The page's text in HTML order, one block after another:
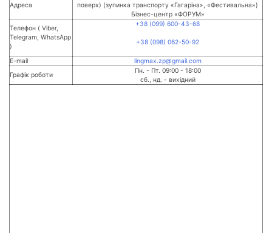
Адреса
поверх) (зупинка транспорту «Гагаріна», «Фестивальна»)
Бізнес-центр «ФОРУМ»
Телефон ( Viber,
Telegram, WhatsApp
)
+38 (099) 600-43-68
+38 (098) 062-50-92
E-mail
lingmax.zp@gmail.com
Графік роботи
Пн. - Пт. 09:00 - 18:00
сб., нд. - вихідний